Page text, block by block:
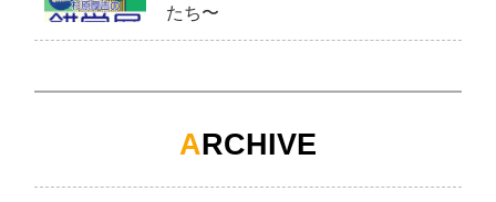
たち〜
ARCHIVE